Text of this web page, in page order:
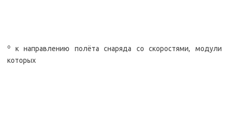
о
к направлению полёта снаряда со скоростями, модули
которых